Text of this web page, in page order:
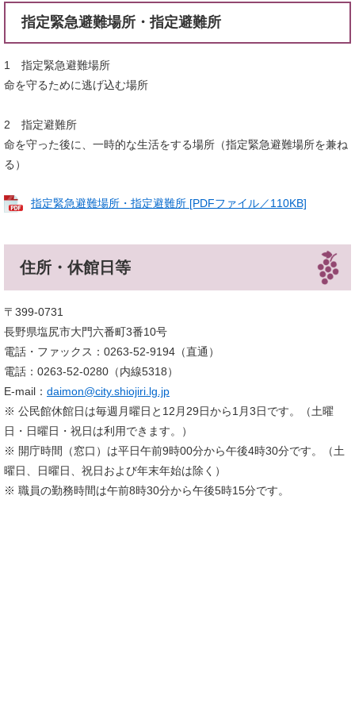
指定緊急避難場所・指定避難所
1 指定緊急避難場所
命を守るために逃げ込む場所
2 指定避難所
命を守った後に、一時的な生活をする場所（指定緊急避難場所を兼ね
る）
指定緊急避難場所・指定避難所 [PDFファイル／110KB]
住所・休館日等
〒399-0731
長野県塩尻市大門六番町3番10号
電話・ファックス：0263-52-9194（直通）
電話：0263-52-0280（内線5318）
E-mail： daimon@city.shiojiri.lg.jp
※ 公民館休館日は毎週月曜日と12月29日から1月3日です。（土曜
日・日曜日・祝日は利用できます。）
※ 開庁時間（窓口）は平日午前9時00分から午後4時30分です。（土
曜日、日曜日、祝日および年末年始は除く）
※ 職員の勤務時間は午前8時30分から午後5時15分です。